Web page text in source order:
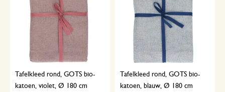
Tafelkleed rond, GOTS bio-
katoen, violet, Ø 180 cm
Tafelkleed rond, GOTS bio-
katoen, blauw, Ø 180 cm